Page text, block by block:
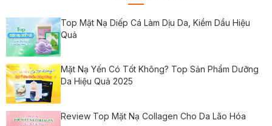
Top Mặt Nạ Diếp Cá Làm Dịu Da, Kiềm Dầu Hiệu
Quả
Mặt Nạ Yến Có Tốt Không? Top Sản Phẩm Dưỡng
Da Hiệu Quả 2025
Review Top Mặt Nạ Collagen Cho Da Lão Hóa